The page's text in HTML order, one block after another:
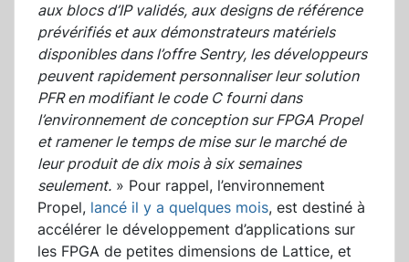
aux blocs d’IP validés, aux designs de référence
prévérifiés et aux démonstrateurs matériels
disponibles dans l’offre Sentry, les développeurs
peuvent rapidement personnaliser leur solution
PFR en modifiant le code C fourni dans
l’environnement de conception sur FPGA Propel
et ramener le temps de mise sur le marché de
leur produit de dix mois à six semaines
seulement. » Pour rappel, l’environnement
Propel, lancé il y a quelques mois, est destiné à
accélérer le développement d’applications sur
les FPGA de petites dimensions de Lattice, et